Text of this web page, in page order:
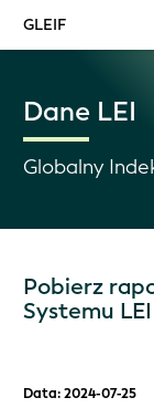
GLEIF
Dane LEI
Globalny
Pobierz
Systemu LEI
Data: 2024-07-25